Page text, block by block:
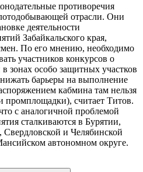
противоречия
отрасли. Они
деятельности
Забайкальского края,
По его мнению, необходимо
участников конкурсов о
зонах особо защитных участков
барьеры на выполнение
кабмина там нельзя
промплощадки), считает Титов.
с аналогичной проблемой
сталкиваются в Бурятии,
и Челябинской
автономном округе.